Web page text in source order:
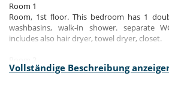
Room 1
Room, 1st floor. This bedroom has 1
washbasins, walk-in shower. separate
includes also hair dryer, towel dryer, closet.
Room, Lower floor. This bedroom has 1
Vollständige Beschreibung